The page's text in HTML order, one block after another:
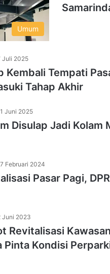
Umum
Juli 2025
Kembali Tempati
Tahap Akhir
Juni 2025
Disulap Jadi
Februari 2024
Pasar Pagi,
Juni 2023
Revitalisasi
Pinta Kondisi